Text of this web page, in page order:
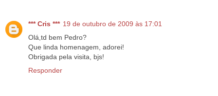
*** Cris *** 19 de outubro de 2009 às 17:01
Olá,td bem Pedro?
Que linda homenagem, adorei!
Obrigada pela visita, bjs!
Responder